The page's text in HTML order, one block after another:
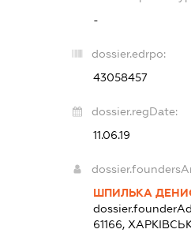
-
dossier.edrpo:
43058457
dossier.regDate:
11.06.19
ШПИЛЬКА
61166,